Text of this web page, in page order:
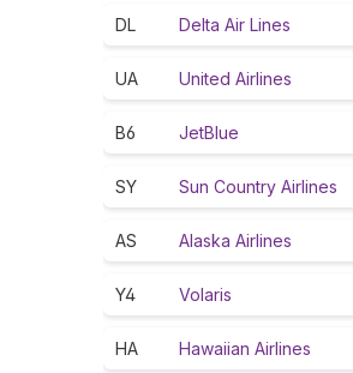
DL Delta Air Lines
UA United Airlines
B6 JetBlue
SY Sun Country Airlines
AS Alaska Airlines
Y4 Volaris
HA Hawaiian Airlines